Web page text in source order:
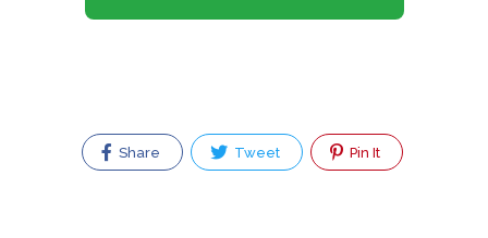
Share Tweet Pin It